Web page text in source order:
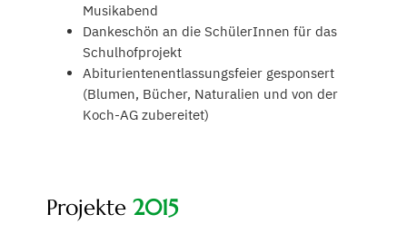
Musikabend
Dankeschön an die SchülerInnen für das
Schulhofprojekt
Abiturientenentlassungsfeier gesponsert
(Blumen, Bücher, Naturalien und von der
Koch-AG zubereitet)
Projekte 2015